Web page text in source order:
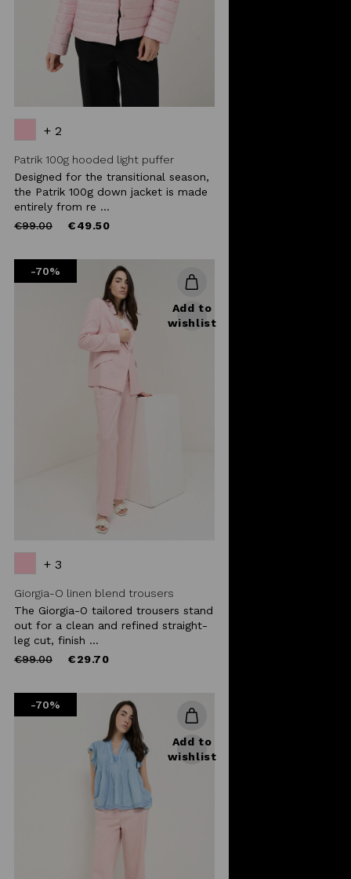
+ 2
Patrik 100g hooded light puffer
Designed for the transitional season,
the Patrik 100g down jacket is made
entirely from re ...
Price
€99.00to €49.50
-70%
Add to
wishlist
+ 3
Giorgia-O linen blend trousers
The Giorgia-O tailored trousers stand
out for a clean and refined straight-
leg cut, finish ...
Price
€99.00to €29.70
-70%
Add to
wishlist